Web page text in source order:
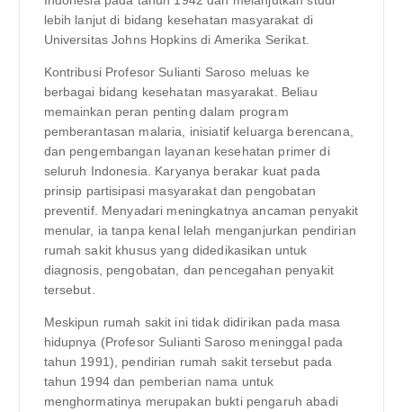
lebih lanjut di bidang kesehatan masyarakat di
Universitas Johns Hopkins di Amerika Serikat.
Kontribusi Profesor Sulianti Saroso meluas ke
berbagai bidang kesehatan masyarakat. Beliau
memainkan peran penting dalam program
pemberantasan malaria, inisiatif keluarga berencana,
dan pengembangan layanan kesehatan primer di
seluruh Indonesia. Karyanya berakar kuat pada
prinsip partisipasi masyarakat dan pengobatan
preventif. Menyadari meningkatnya ancaman penyakit
menular, ia tanpa kenal lelah menganjurkan pendirian
rumah sakit khusus yang didedikasikan untuk
diagnosis, pengobatan, dan pencegahan penyakit
tersebut.
Meskipun rumah sakit ini tidak didirikan pada masa
hidupnya (Profesor Sulianti Saroso meninggal pada
tahun 1991), pendirian rumah sakit tersebut pada
tahun 1994 dan pemberian nama untuk
menghormatinya merupakan bukti pengaruh abadi